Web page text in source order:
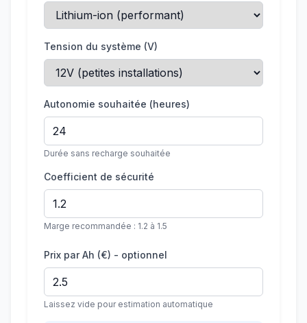
Tension du système (V)
Autonomie souhaitée (heures)
Durée sans recharge souhaitée
Coefficient de sécurité
Marge recommandée : 1.2 à 1.5
Prix par Ah (€) - optionnel
Laissez vide pour estimation automatique